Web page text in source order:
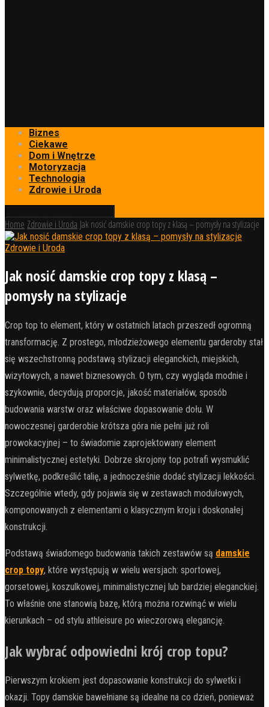
Biznes
Ciekawe
Dom i Wnętrze
Motoryzacja
Technologia
Zdrowie i Uroda
Home Zdrowie i Uroda Jak nosić damskie crop topy z klasą – pomysły na stylizacje
Zdrowie i Uroda
Jak nosić damskie crop topy z klasą –
pomysły na stylizacje
Crop top to element, który w ostatnich latach przeszedł ogromną
transformację. Z prostego, młodzieżowego elementu garderoby stał
się wszechstronną podstawą stylizacji eleganckich, miejskich,
wizytowych, a nawet biznesowych. O tym, czy wygląda modnie i
szykownie, decydują proporcje, jakość materiałów, sposób
budowania warstw oraz właściwe dopasowanie dołu. W
nowoczesnej garderobie krótsza góra nie pełni już roli
prowokacyjnej – to świadomie zaprojektowany element
minimalistycznej estetyki. Dobrze skrojony top potrafi wysmuklić
sylwetkę, podkreślić talię, a jednocześnie dodać stylizacji lekkości.
Szczególnie wtedy, gdy pojawia się w zestawach modułowych,
komponowanych z elementami o klasycznym kroju i doskonałej
konstrukcji.
Podstawą świadomego budowania takich zestawów są damskie
crop topy, które występują w wielu wersjach: sportowej,
gorsetowej, koszulkowej, minimalistycznej lub bardziej eleganckiej.
To właśnie one stanowią bazę, którą można rozwinąć w wielu
kierunkach – od stylu athleisure po wieczorową elegancję.
Jak wybrać odpowiedni krój crop topu?
Pierwszym krokiem jest dopasowanie konstrukcji do sylwetki i
okazji. Topy damskie bawełniane są idealne na co dzień, ponieważ